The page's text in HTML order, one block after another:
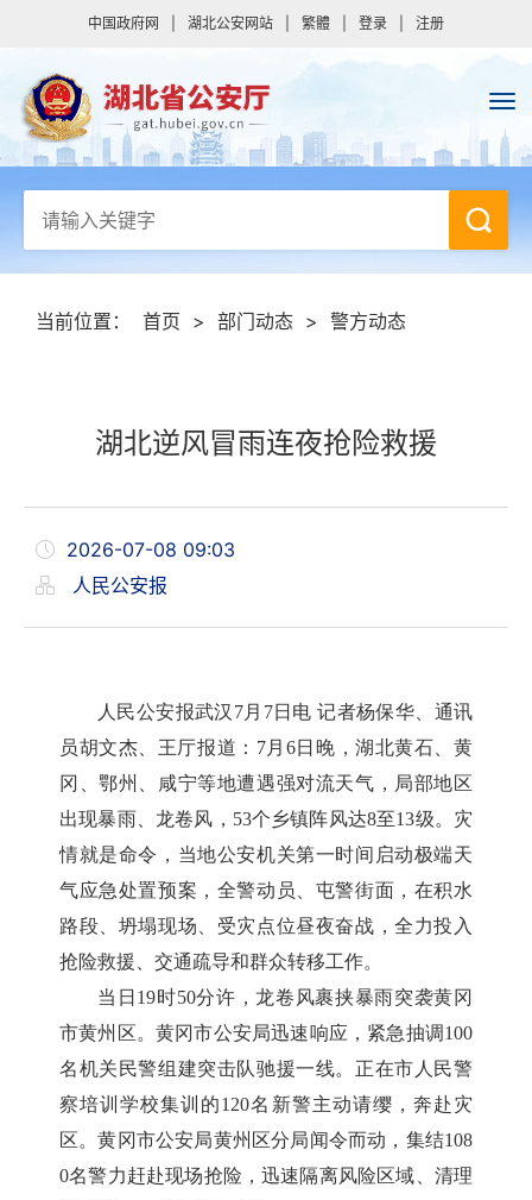
中国政府网 湖北公安网站 繁體 登录 注册
当前位置： 首页 > 部门动态 > 警方动态
湖北逆风冒雨连夜抢险救援
2026-07-08 09:03
人民公安报
人民公安报武汉7月7日电 记者杨保华、通讯
员胡文杰、王厅报道：7月6日晚，湖北黄石、黄
冈、鄂州、咸宁等地遭遇强对流天气，局部地区
出现暴雨、龙卷风，53个乡镇阵风达8至13级。灾
情就是命令，当地公安机关第一时间启动极端天
气应急处置预案，全警动员、屯警街面，在积水
路段、坍塌现场、受灾点位昼夜奋战，全力投入
抢险救援、交通疏导和群众转移工作。
当日19时50分许，龙卷风裹挟暴雨突袭黄冈
市黄州区。黄冈市公安局迅速响应，紧急抽调100
名机关民警组建突击队驰援一线。正在市人民警
察培训学校集训的120名新警主动请缨，奔赴灾
区。黄冈市公安局黄州区分局闻令而动，集结108
0名警力赶赴现场抢险，迅速隔离风险区域、清理